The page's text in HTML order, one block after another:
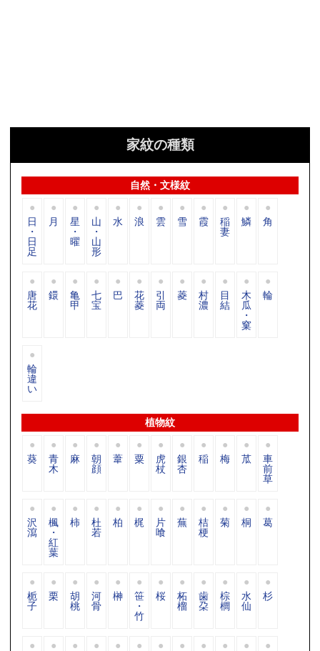
家紋の種類
自然・文様紋
日
・
日
足
月 星
・
曜
山
・
山
形
水 浪 雲 雪 霞 稲
妻
鱗 角
唐
花
鐶 亀
甲
七
宝
巴 花
菱
引
両
菱 村
濃
目
結
木
瓜
・
窠
輪
輪
違
い
植物紋
葵 青
木
麻 朝
顔
葦 粟 虎
杖
銀
杏
稲 梅 苽 車
前
草
沢
瀉
楓
・
紅
葉
柿 杜
若
柏 梶 片
喰
蕪 桔
梗
菊 桐 葛
栀
子
栗 胡
桃
河
骨
榊 笹
・
竹
桜 柘
榴
歯
朶
棕
櫚
水
仙
杉